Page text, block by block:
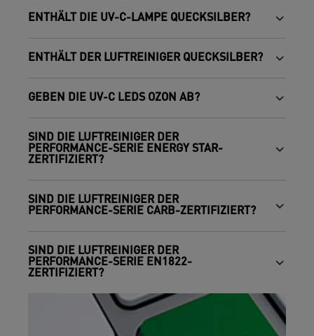
ENTHÄLT DIE UV-C-LAMPE QUECKSILBER?
ENTHÄLT DER LUFTREINIGER QUECKSILBER?
GEBEN DIE UV-C LEDS OZON AB?
SIND DIE LUFTREINIGER DER
PERFORMANCE-SERIE ENERGY STAR-
ZERTIFIZIERT?
SIND DIE LUFTREINIGER DER
PERFORMANCE-SERIE CARB-ZERTIFIZIERT?
SIND DIE LUFTREINIGER DER
PERFORMANCE-SERIE EN1822-
ZERTIFIZIERT?